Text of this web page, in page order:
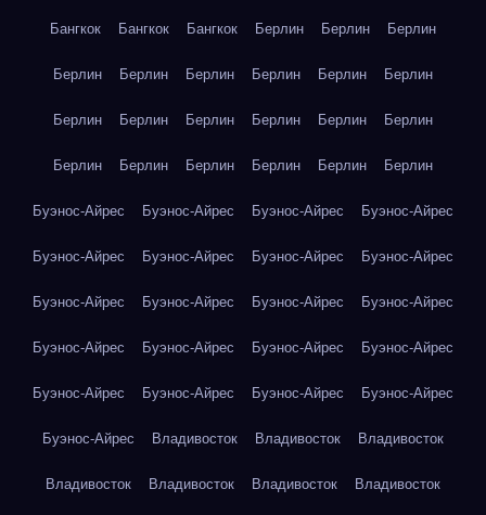
Бангкок Бангкок Бангкок Берлин Берлин Берлин
Берлин Берлин Берлин Берлин Берлин Берлин
Берлин Берлин Берлин Берлин Берлин Берлин
Берлин Берлин Берлин Берлин Берлин Берлин
Буэнос-Айрес Буэнос-Айрес Буэнос-Айрес Буэнос-Айрес
Буэнос-Айрес Буэнос-Айрес Буэнос-Айрес Буэнос-Айрес
Буэнос-Айрес Буэнос-Айрес Буэнос-Айрес Буэнос-Айрес
Буэнос-Айрес Буэнос-Айрес Буэнос-Айрес Буэнос-Айрес
Буэнос-Айрес Буэнос-Айрес Буэнос-Айрес Буэнос-Айрес
Буэнос-Айрес Владивосток Владивосток Владивосток
Владивосток Владивосток Владивосток Владивосток